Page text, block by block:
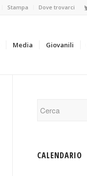
Stampa Dove trovarci
Media Giovanili
CALENDARIO